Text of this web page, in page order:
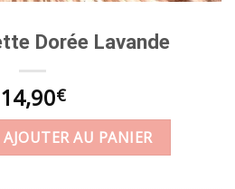
Dorée Lavande
14,90€
toilette Dorée Lavande
AJOUTER AU PANIER